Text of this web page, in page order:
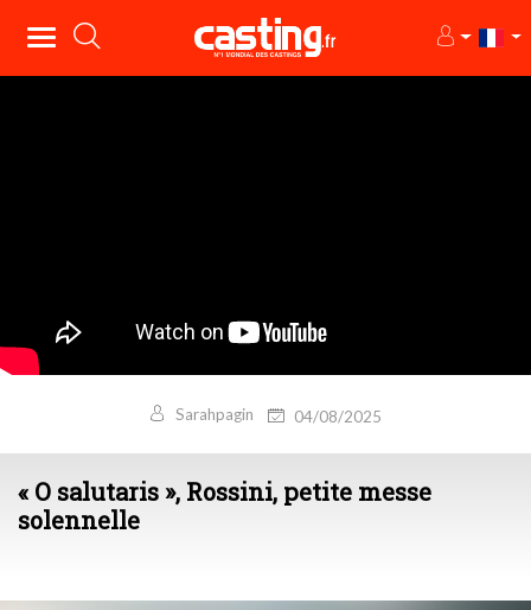
Sarahpagin 04/08/2025
« O salutaris », Rossini, petite messe
solennelle